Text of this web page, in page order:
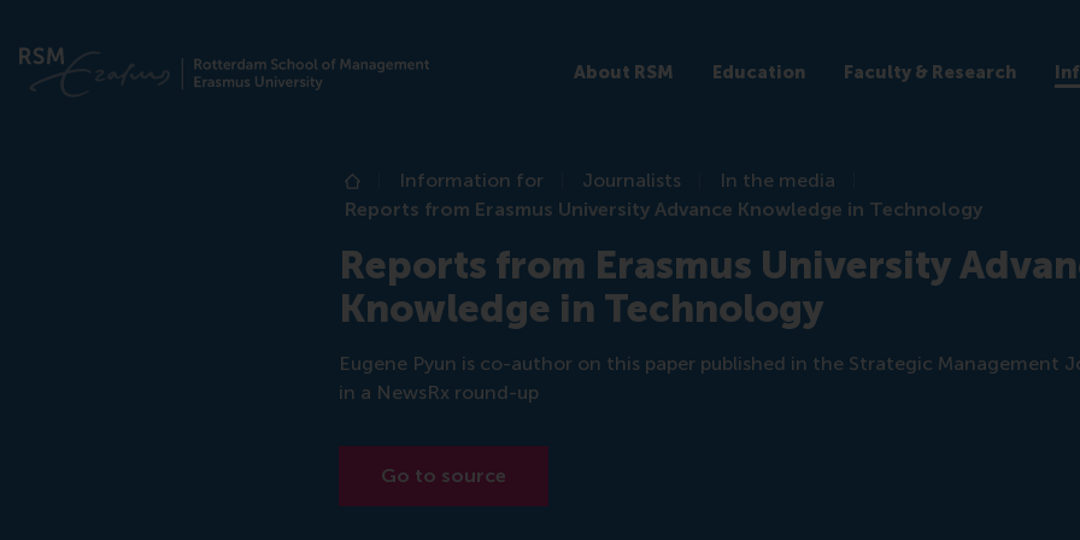
About RSM Education Faculty & Research
Home
Information for Journalists
In the media
Reports from Erasmus University Advance Knowledge in Technology
Reports from Erasmus University
Knowledge in Technology
Eugene Pyun is co-author on this paper published in the Strategic Management
in a NewsRx round-up
Go to source